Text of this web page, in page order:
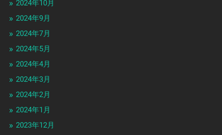
2024年10月
2024年9月
2024年7月
2024年5月
2024年4月
2024年3月
2024年2月
2024年1月
2023年12月